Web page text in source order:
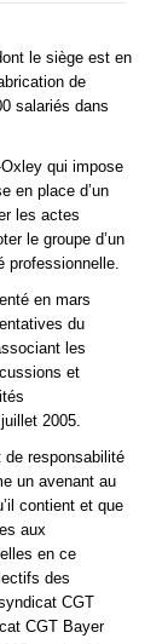
le siège est en
de
salariés dans
qui impose
en place d’un
les actes
le groupe d’un
professionnelle.
en mars
du
les
et
2005.
de responsabilité
un avenant au
contient et que
aux
en ce
des
CGT
CGT Bayer